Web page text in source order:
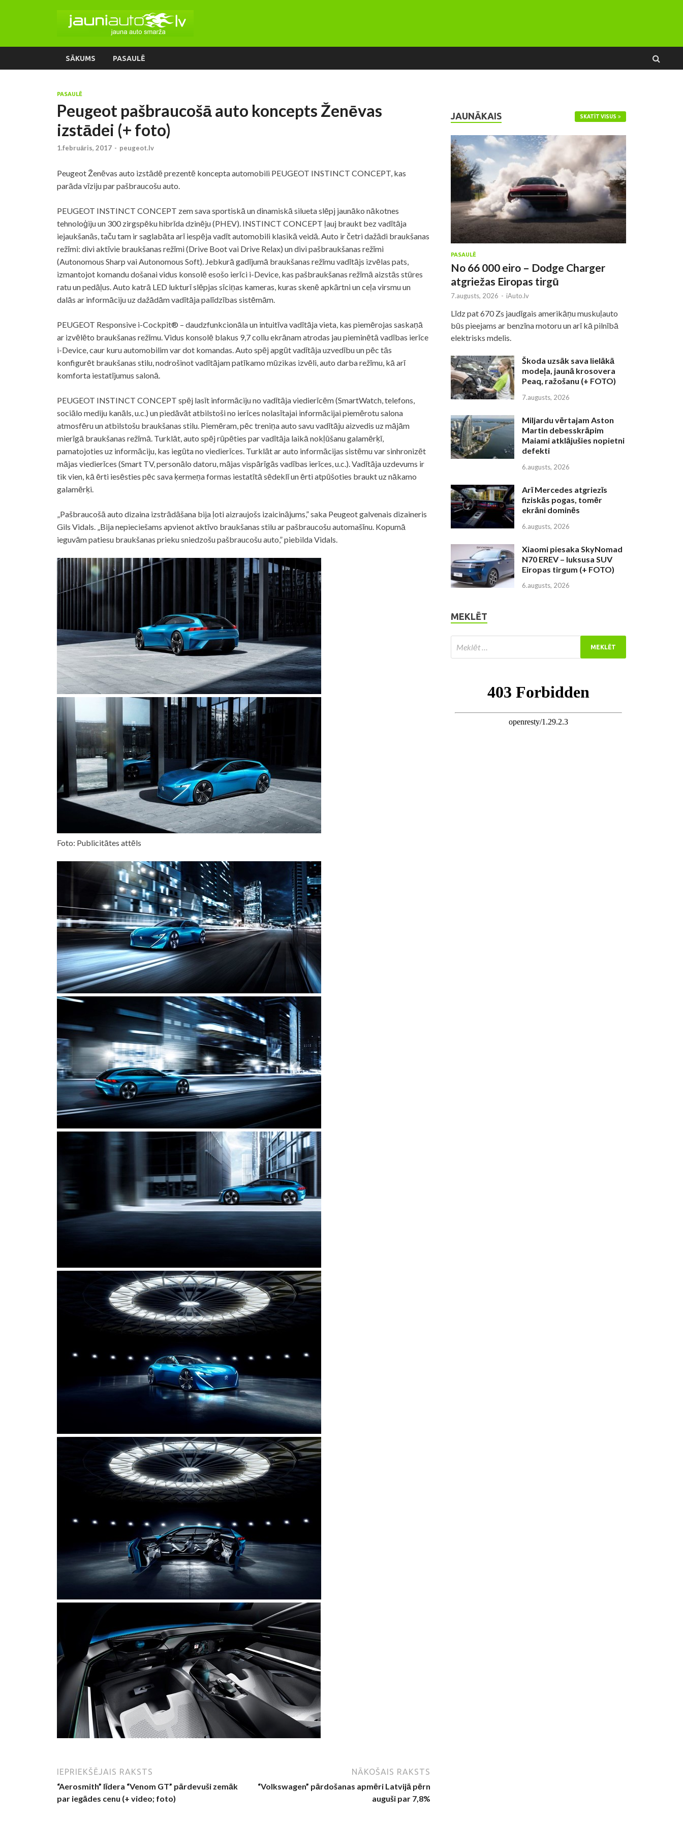
SĀKUMS PASAULĒ
PASAULĒ
Peugeot pašbraucošā auto koncepts Ženēvas
izstādei (+ foto)
1.februāris, 2017 - peugeot.lv
Peugeot Ženēvas auto izstādē prezentē koncepta automobili PEUGEOT INSTINCT CONCEPT, kas
parāda vīziju par pašbraucošu auto.
PEUGEOT INSTINCT CONCEPT zem sava sportiskā un dinamiskā silueta slēpj jaunāko nākotnes
tehnoloģiju un 300 zirgspēku hibrīda dzinēju (PHEV). INSTINCT CONCEPT ļauj braukt bez vadītāja
iejaukšanās, taču tam ir saglabāta arī iespēja vadīt automobili klasikā veidā. Auto ir četri dažādi braukšanas
režīmi: divi aktīvie braukšanas režīmi (Drive Boot vai Drive Relax) un divi pašbraukšanas režīmi
(Autonomous Sharp vai Autonomous Soft). Jebkurā gadījumā braukšanas režīmu vadītājs izvēlas pats,
izmantojot komandu došanai vidus konsolē esošo ierīci i-Device, kas pašbraukšanas režīmā aizstās stūres
ratu un pedāļus. Auto katrā LED lukturī slēpjas sīciņas kameras, kuras skenē apkārtni un ceļa virsmu un
dalās ar informāciju uz dažādām vadītāja palīdzības sistēmām.
PEUGEOT Responsive i-Cockpit® – daudzfunkcionāla un intuitīva vadītāja vieta, kas piemērojas saskaņā
ar izvēlēto braukšanas režīmu. Vidus konsolē blakus 9,7 collu ekrānam atrodas jau pieminētā vadības ierīce
i-Device, caur kuru automobilim var dot komandas. Auto spēj apgūt vadītāja uzvedību un pēc tās
konfigurēt braukšanas stilu, nodrošinot vadītājam patīkamo mūzikas izvēli, auto darba režīmu, kā arī
komforta iestatījumus salonā.
PEUGEOT INSTINCT CONCEPT spēj lasīt informāciju no vadītāja viedierīcēm (SmartWatch, telefons,
sociālo mediju kanāls, u.c.) un piedāvāt atbilstoši no ierīces nolasītajai informācijai piemērotu salona
atmosfēru un atbilstošu braukšanas stilu. Piemēram, pēc treniņa auto savu vadītāju aizvedis uz mājām
mierīgā braukšanas režīmā. Turklāt, auto spēj rūpēties par vadītāja laikā nokļūšanu galamērķī,
pamatojoties uz informāciju, kas iegūta no viedierīces. Turklāt ar auto informācijas sistēmu var sinhronizēt
mājas viedierīces (Smart TV, personālo datoru, mājas vispārīgās vadības ierīces, u.c.). Vadītāja uzdevums ir
tik vien, kā ērti iesēsties pēc sava ķermeņa formas iestatītā sēdeklī un ērti atpūšoties braukt uz nākamo
galamērķi.
„Pašbraucošā auto dizaina izstrādāšana bija ļoti aizraujošs izaicinājums,” saka Peugeot galvenais dizaineris
Gils Vidals. „Bija nepieciešams apvienot aktīvo braukšanas stilu ar pašbraucošu automašīnu. Kopumā
ieguvām patiesu braukšanas prieku sniedzošu pašbraucošu auto,” piebilda Vidals.
Foto: Publicitātes attēls
IEPRIEKŠĒJAIS RAKSTS
“Aerosmith” līdera “Venom GT” pārdevuši zemāk
par iegādes cenu (+ video; foto)
NĀKOŠAIS RAKSTS
“Volkswagen” pārdošanas apmēri Latvijā pērn
auguši par 7,8%
JAUNĀKAIS SKATĪT VISUS
PASAULĒ
No 66 000 eiro – Dodge Charger
atgriežas Eiropas tirgū
7.augusts, 2026 - iAuto.lv
Līdz pat 670 Zs jaudīgais amerikāņu muskuļauto
būs pieejams ar benzīna motoru un arī kā pilnībā
elektrisks mdelis.
Škoda uzsāk sava lielākā
modeļa, jaunā krosovera
Peaq, ražošanu (+ FOTO)
7.augusts, 2026
Miljardu vērtajam Aston
Martin debesskrāpim
Maiami atklājušies nopietni
defekti
6.augusts, 2026
Arī Mercedes atgriezīs
fiziskās pogas, tomēr
ekrāni dominēs
6.augusts, 2026
Xiaomi piesaka SkyNomad
N70 EREV – luksusa SUV
Eiropas tirgum (+ FOTO)
6.augusts, 2026
MEKLĒT